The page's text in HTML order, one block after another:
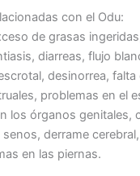
con el Odu:
de grasas
diarreas, flujo
desinorrea, falta
problemas en el
los órganos genitales,
derrame
en las piernas.